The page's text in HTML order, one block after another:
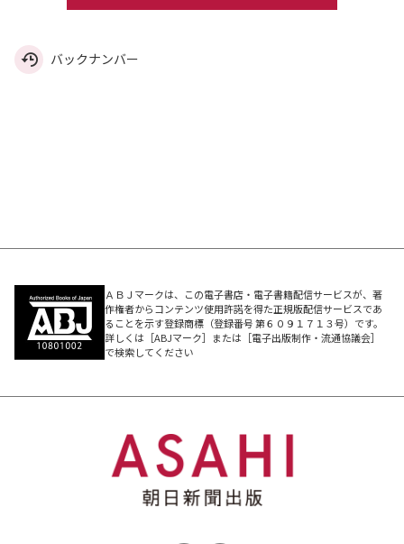
バックナンバー
ＡＢＪマークは、この電子書店・電子書籍配信サービスが、著
作権者からコンテンツ使用許諾を得た正規版配信サービスであ
ることを示す登録商標（登録番号 第６０９１７１３号）です。
詳しくは［ABJマーク］または［電子出版制作・流通協議会］
で検索してください